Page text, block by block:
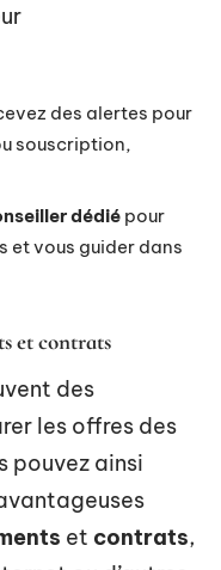
des alertes pour
souscription,
dédié pour
et vous guider dans
et contrats
des
les offres des
pouvez ainsi
et contrats,